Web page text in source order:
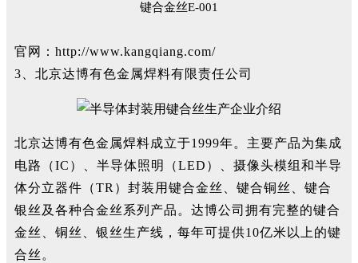
键合金丝E-001
官网：http://www.kangqiang.com/
3、北京达博有色金属焊料有限责任公司
北京达博有色金属焊料成立于1999年。主要产品为集成
电路（IC）、半导体照明（LED）、摄像头模组和半导
体分立器件（TR）封装用键合金丝、键合铜丝、键合
银丝及各种合金丝系列产品。达博公司拥有完整的键合
金丝、铜丝、银丝生产线，每年可提供10亿米以上的键
合丝。